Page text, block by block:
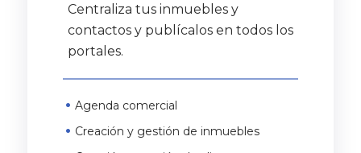
Centraliza tus inmuebles y
contactos y publícalos en todos los
portales.
Agenda comercial
Creación y gestión de inmuebles